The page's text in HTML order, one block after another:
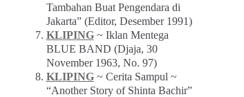
Tambahan Buat Pengendara di
Jakarta” (Editor, Desember 1991)
KLIPING~ Iklan Mentega
BLUE BAND (Djaja, 30
November 1963, No. 97)
KLIPING~ Cerita Sampul ~
“Another Story of Shinta Bachir”